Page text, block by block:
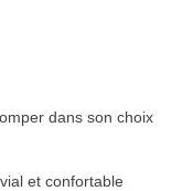
dans son choix
et confortable